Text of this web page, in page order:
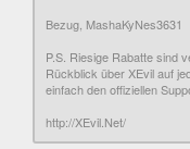
Bezug, MashaKyNes3631
P.S. Riesige Rabatte sind
Rückblick über XEvil auf
einfach den offiziellen
http://XEvil.Net/